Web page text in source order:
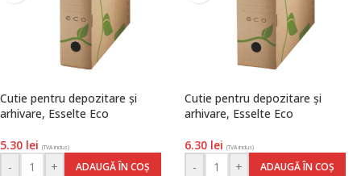
Cutie pentru depozitare și
arhivare, Esselte Eco
5.30 lei (TVA inclus)
- + ADAUGĂ ÎN COȘ
Cutie pentru depozitare și
arhivare, Esselte Eco
6.30 lei (TVA inclus)
- + ADAUGĂ ÎN COȘ